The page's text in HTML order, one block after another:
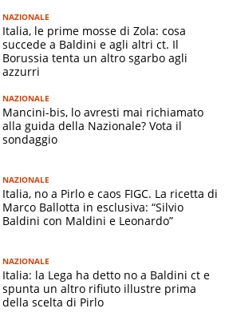
anni 80 e poi una continua ascesa che
all’Empoli, che guidò dalla
stagione 2001-2002, ottenendo poi
massima serie. In seguito ha
come Palermo, Parma, Lecce,
Perugia e Pescara. Con il Palermo
in Serie B nel 2022, vincendo
di Serie C
Baldini è considerato un allenatore
”. Predilige il 4-3-3, con grande
all’intensità e alla
alta elibertà creativanegli ultimi
metodi di allenamento originali e
all’aspetto umano e psicologico
NAZIONALE
Italia, le prime mosse di Zola: cosa
succede a Baldini e agli altri ct. Il
Borussia tenta un altro sgarbo agli
azzurri
NAZIONALE
Mancini-bis, lo avresti mai richiamato
alla guida della Nazionale? Vota il
sondaggio
NAZIONALE
Italia, no a Pirlo e caos FIGC. La ricetta di
Marco Ballotta in esclusiva: “Silvio
Baldini con Maldini e Leonardo”
NAZIONALE
Italia: la Lega ha detto no a Baldini ct e
spunta un altro rifiuto illustre prima
della scelta di Pirlo